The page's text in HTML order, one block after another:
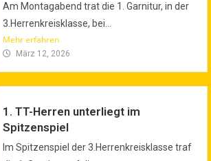
Am Montagabend trat die 1. Garnitur, in der
3.Herrenkreisklasse, bei...
Mehr erfahren
März 12, 2026
1. TT-Herren unterliegt im
Spitzenspiel
Im Spitzenspiel der 3.Herrenkreisklasse traf